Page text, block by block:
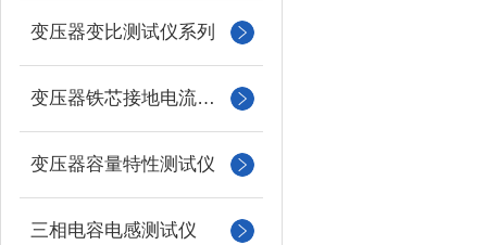
变压器变比测试仪系列
变压器铁芯接地电流测试仪
变压器容量特性测试仪
三相电容电感测试仪